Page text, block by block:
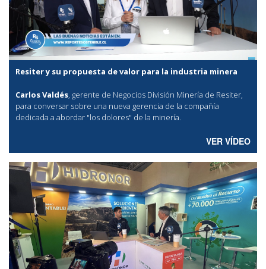
Resiter y su propuesta de valor para la industria minera
Carlos Valdés, gerente de Negocios División Minería de Resiter,
para conversar sobre una nueva gerencia de la compañía
dedicada a abordar "los dolores" de la minería.
VER VÍDEO